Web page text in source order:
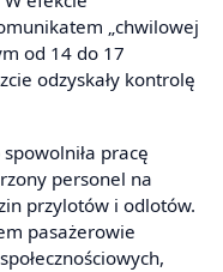
„chwilowej
od 14 do 17
odzyskały kontrolę
pracę
personel na
przylotów i odlotów.
pasażerowie